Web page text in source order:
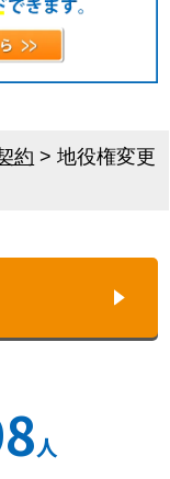
約 >地役権変更
人